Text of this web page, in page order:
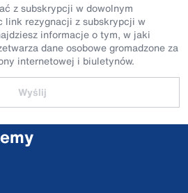
z subskrypcji w dowolnym
link rezygnacji z subskrypcji w
informacje o tym, w jaki
dane osobowe gromadzone za
internetowej i biuletynów.
Wyślij